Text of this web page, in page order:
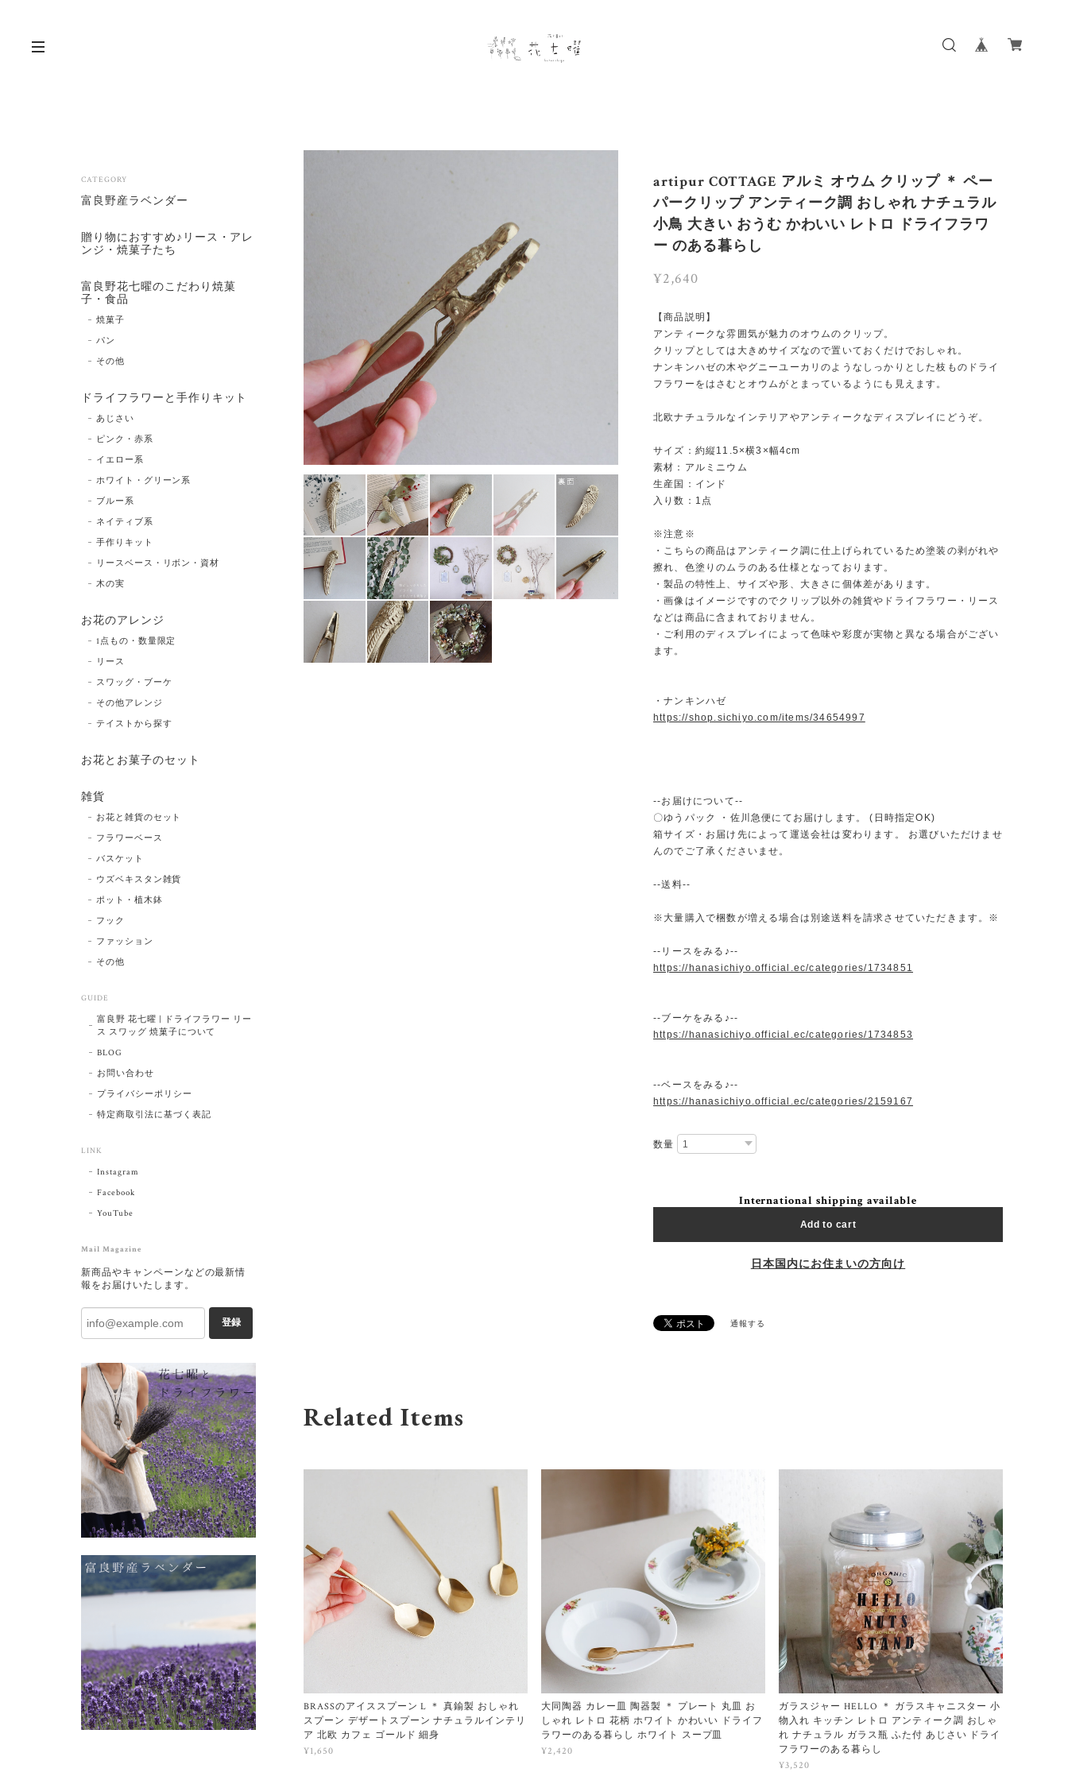
artipur COTTAGE アルミ オウム クリップ ＊ ペー
パークリップ アンティーク調 おしゃれ ナチュラル
小鳥 大きい おうむ かわいい レトロ ドライフラワ
ー のある暮らし
¥2,640
【商品説明】
アンティークな雰囲気が魅力のオウムのクリップ。
クリップとしては大きめサイズなので置いておくだけでおしゃれ。
ナンキンハゼの木やグニーユーカリのようなしっかりとした枝ものドライ
フラワーをはさむとオウムがとまっているようにも見えます。
北欧ナチュラルなインテリアやアンティークなディスプレイにどうぞ。
サイズ：約縦11.5×横3×幅4cm
素材：アルミニウム
生産国：インド
入り数：1点
※注意※
・こちらの商品はアンティーク調に仕上げられているため塗装の剥がれや
擦れ、色塗りのムラのある仕様となっております。
・製品の特性上、サイズや形、大きさに個体差があります。
・画像はイメージですのでクリップ以外の雑貨やドライフラワー・リース
などは商品に含まれておりません。
・ご利用のディスプレイによって色味や彩度が実物と異なる場合がござい
ます。
・ナンキンハゼ
https://shop.sichiyo.com/items/34654997
--お届けについて--
〇ゆうパック ・佐川急便にてお届けします。 (日時指定OK)
箱サイズ・お届け先によって運送会社は変わります。 お選びいただけませ
んのでご了承くださいませ。
--送料--
※大量購入で梱数が増える場合は別途送料を請求させていただきます。※
--リースをみる♪--
https://hanasichiyo.official.ec/categories/1734851
--ブーケをみる♪--
https://hanasichiyo.official.ec/categories/1734853
--ベースをみる♪--
https://hanasichiyo.official.ec/categories/2159167
数量
International shipping available
Add to cart
日本国内にお住まいの方向け
通報する
Related Items
BRASSのアイススプーン L ＊ 真鍮製 おしゃれ
スプーン デザートスプーン ナチュラルインテリ
ア 北欧 カフェ ゴールド 細身
¥1,650
大同陶器 カレー皿 陶器製 ＊ プレート 丸皿 お
しゃれ レトロ 花柄 ホワイト かわいい ドライフ
ラワーのある暮らし ホワイト スープ皿
¥2,420
ガラスジャー HELLO ＊ ガラスキャニスター 小
物入れ キッチン レトロ アンティーク調 おしゃ
れ ナチュラル ガラス瓶 ふた付 あじさい ドライ
フラワーのある暮らし
¥3,520
CATEGORY
富良野産ラベンダー
贈り物におすすめ♪リース・アレ
ンジ・焼菓子たち
富良野花七曜のこだわり焼菓
子・食品
焼菓子
パン
その他
ドライフラワーと手作りキット
あじさい
ピンク・赤系
イエロー系
ホワイト・グリーン系
ブルー系
ネイティブ系
手作りキット
リースベース・リボン・資材
木の実
お花のアレンジ
1点もの・数量限定
リース
スワッグ・ブーケ
その他アレンジ
テイストから探す
お花とお菓子のセット
雑貨
お花と雑貨のセット
フラワーベース
バスケット
ウズベキスタン雑貨
ポット・植木鉢
フック
ファッション
その他
GUIDE
富良野 花七曜 | ドライフラワー リー
ス スワッグ 焼菓子について
BLOG
お問い合わせ
プライバシーポリシー
特定商取引法に基づく表記
LINK
Instagram
Facebook
YouTube
Mail Magazine
新商品やキャンペーンなどの最新情
報をお届けいたします。
登録